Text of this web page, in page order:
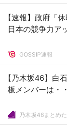
【速報】政府「
日本の競争力ア
GOSSIP速報
【乃木坂46】白
板メンバーは・
乃木坂46まとめ